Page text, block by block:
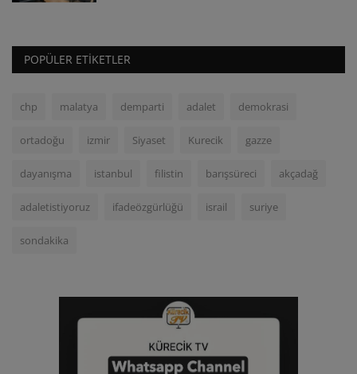
POPÜLER ETIKETLER
chp malatya demparti adalet demokrasi
ortadoğu izmir Siyaset Kurecik gazze
dayanışma istanbul filistin barışsüreci akçadağ
adaletistiyoruz ifadeözgürlüğü israil suriye
sondakika